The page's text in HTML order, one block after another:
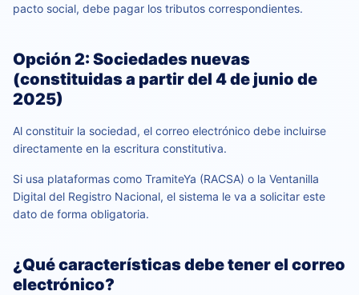
pacto social, debe pagar los tributos correspondientes.
Opción 2: Sociedades nuevas
(constituidas a partir del 4 de junio de
2025)
Al constituir la sociedad, el correo electrónico debe incluirse
directamente en la escritura constitutiva.
Si usa plataformas como TramiteYa (RACSA) o la Ventanilla
Digital del Registro Nacional, el sistema le va a solicitar este
dato de forma obligatoria.
¿Qué características debe tener el correo
electrónico?